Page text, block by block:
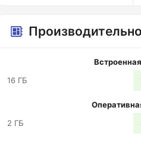
16 ГБ
2 ГБ